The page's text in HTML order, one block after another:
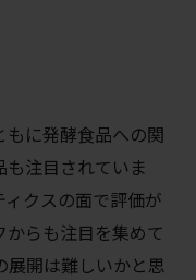
もに発酵食品への関
注目されていま
クスの面で評価が
らも注目を集めて
展開は難しいかと思